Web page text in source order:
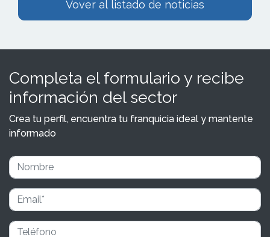
Vover al listado de noticias
Completa el formulario y recibe
información del sector
Crea tu perfil, encuentra tu franquicia ideal y mantente
informado